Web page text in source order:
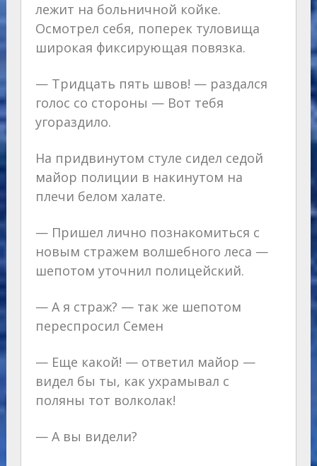
лежит на больничной койке.
Осмотрел себя, поперек туловища
широкая фиксирующая повязка.
— Тридцать пять швов! — раздался
голос со стороны — Вот тебя
угораздило.
На придвинутом стуле сидел седой
майор полиции в накинутом на
плечи белом халате.
— Пришел лично познакомиться с
новым стражем волшебного леса —
шепотом уточнил полицейский.
— А я страж? — так же шепотом
переспросил Семен
— Еще какой! — ответил майор —
видел бы ты, как ухрамывал с
поляны тот волколак!
— А вы видели?